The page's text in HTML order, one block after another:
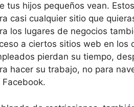
tus hijos pequeños vean.
casi cualquier sitio que
los lugares de negocios
a ciertos sitios web en los
pierdan su tiempo,
hacer su trabajo, no para
Facebook.